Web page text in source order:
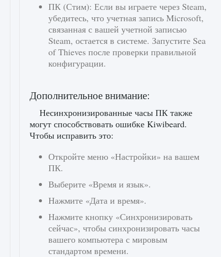
ПК (Стим): Если вы играете через Steam,
убедитесь, что учетная запись Microsoft,
связанная с вашей учетной записью
Steam, остается в системе. Запустите Sea
of ​​Thieves после проверки правильной
конфигурации.
Дополнительное внимание:
Несинхронизированные часы ПК также
могут способствовать ошибке Kiwibeard.
Чтобы исправить это:
Откройте меню «Настройки» на вашем
ПК.
Выберите «Время и язык».
Нажмите «Дата и время».
Нажмите кнопку «Синхронизировать
сейчас», чтобы синхронизировать часы
вашего компьютера с мировым
стандартом времени.